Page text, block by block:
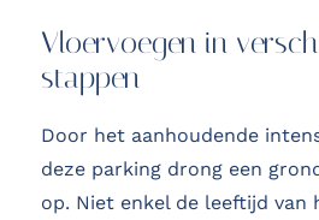
Vloervoegen in
stappen
Door het aanhoudende
deze parking drong een
op. Niet enkel de leeftijd van